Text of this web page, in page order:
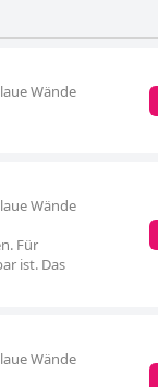
Wände
Wände
Für
ist. Das
Wände